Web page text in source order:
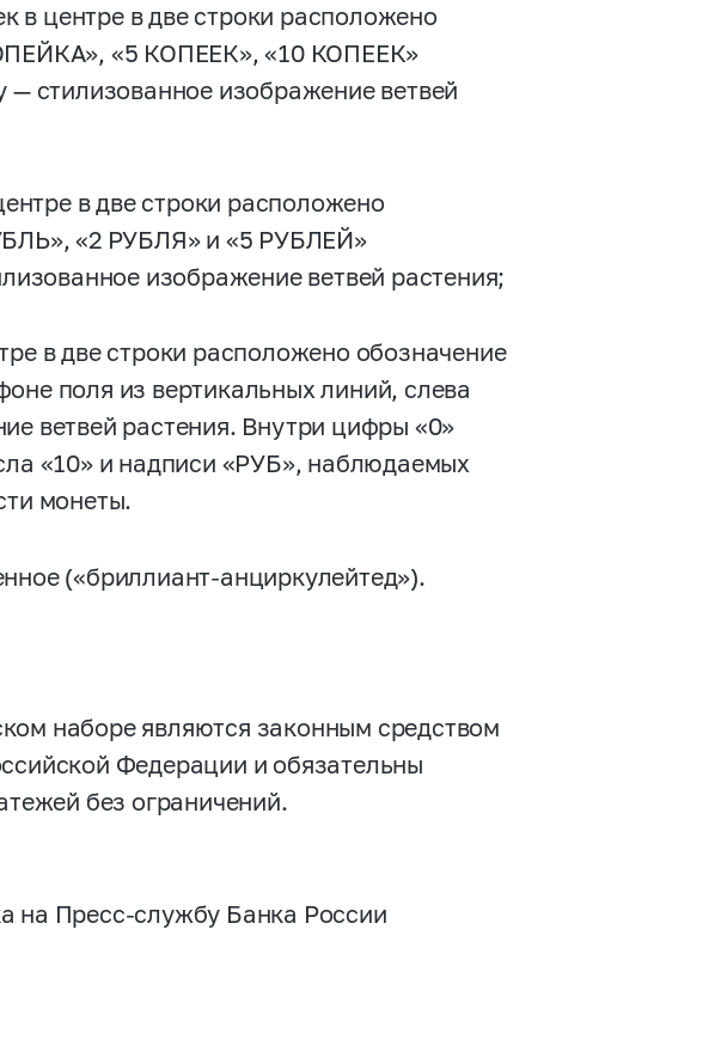
в центре в две строки расположено
«5 КОПЕЕК», «10 КОПЕЕК»
стилизованное изображение ветвей
в две строки расположено
«2 РУБЛЯ» и «5 РУБЛЕЙ»
изображение ветвей растения;
в две строки расположено обозначение
поля из вертикальных линий, слева
ветвей растения. Внутри цифры «0»
«10» и надписи «РУБ», наблюдаемых
монеты.
(«бриллиант-анциркулейтед»).
наборе являются законным средством
Федерации и обязательны
без ограничений.
на Пресс-службу Банка России